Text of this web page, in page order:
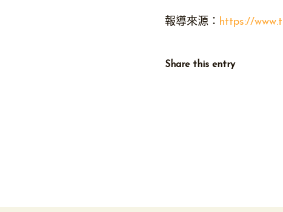
報導來源： https://
Share this entry